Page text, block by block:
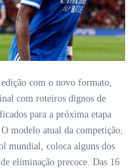
edição com o novo formato,
com roteiros dignos de
para a próxima etapa
modelo atual da competição,
mundial, coloca alguns dos
eliminação precoce. Das 16